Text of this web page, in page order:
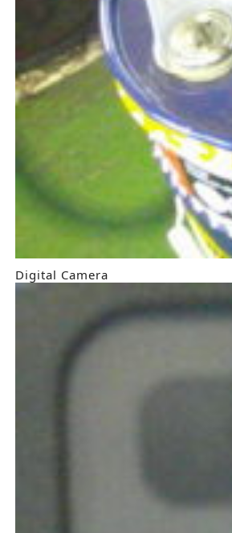
Digital Camera